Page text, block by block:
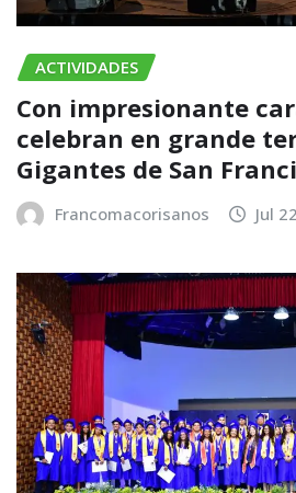
ACTIVIDADES
Con impresionante
celebran en grande
Gigantes de San
Francomacorisanos Jul